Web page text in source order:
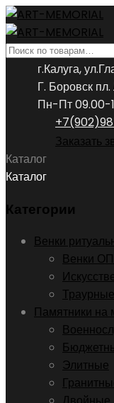
Искать:
г.Калуга,
Г. Боровск
Пн-Пт 09.00-
Заказать
Каталог
Каталог
Категории
Венки
Венки
Памятники на
Элитные